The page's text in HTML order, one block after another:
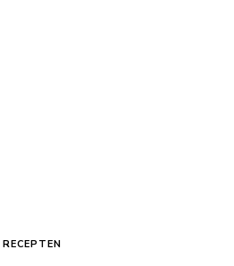
RECEPTEN